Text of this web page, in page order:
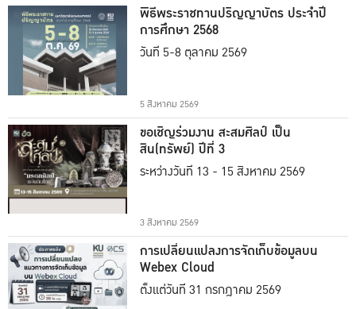
พิธีพระราชทานปริญญาบัตร ประจำปี
การศึกษา 2568
วันที่ 5-8 ตุลาคม 2569
5 สิงหาคม 2569
ขอเชิญร่วมงาน สะสมศิลป์ เป็น
สิน(ทรัพย์) ปีที่ 3
ระหว่างวันที่ 13 - 15 สิงหาคม 2569
3 สิงหาคม 2569
การเปลี่ยนแปลงการจัดเก็บข้อมูลบน
Webex Cloud
ตั้งแต่วันที่ 31 กรกฎาคม 2569